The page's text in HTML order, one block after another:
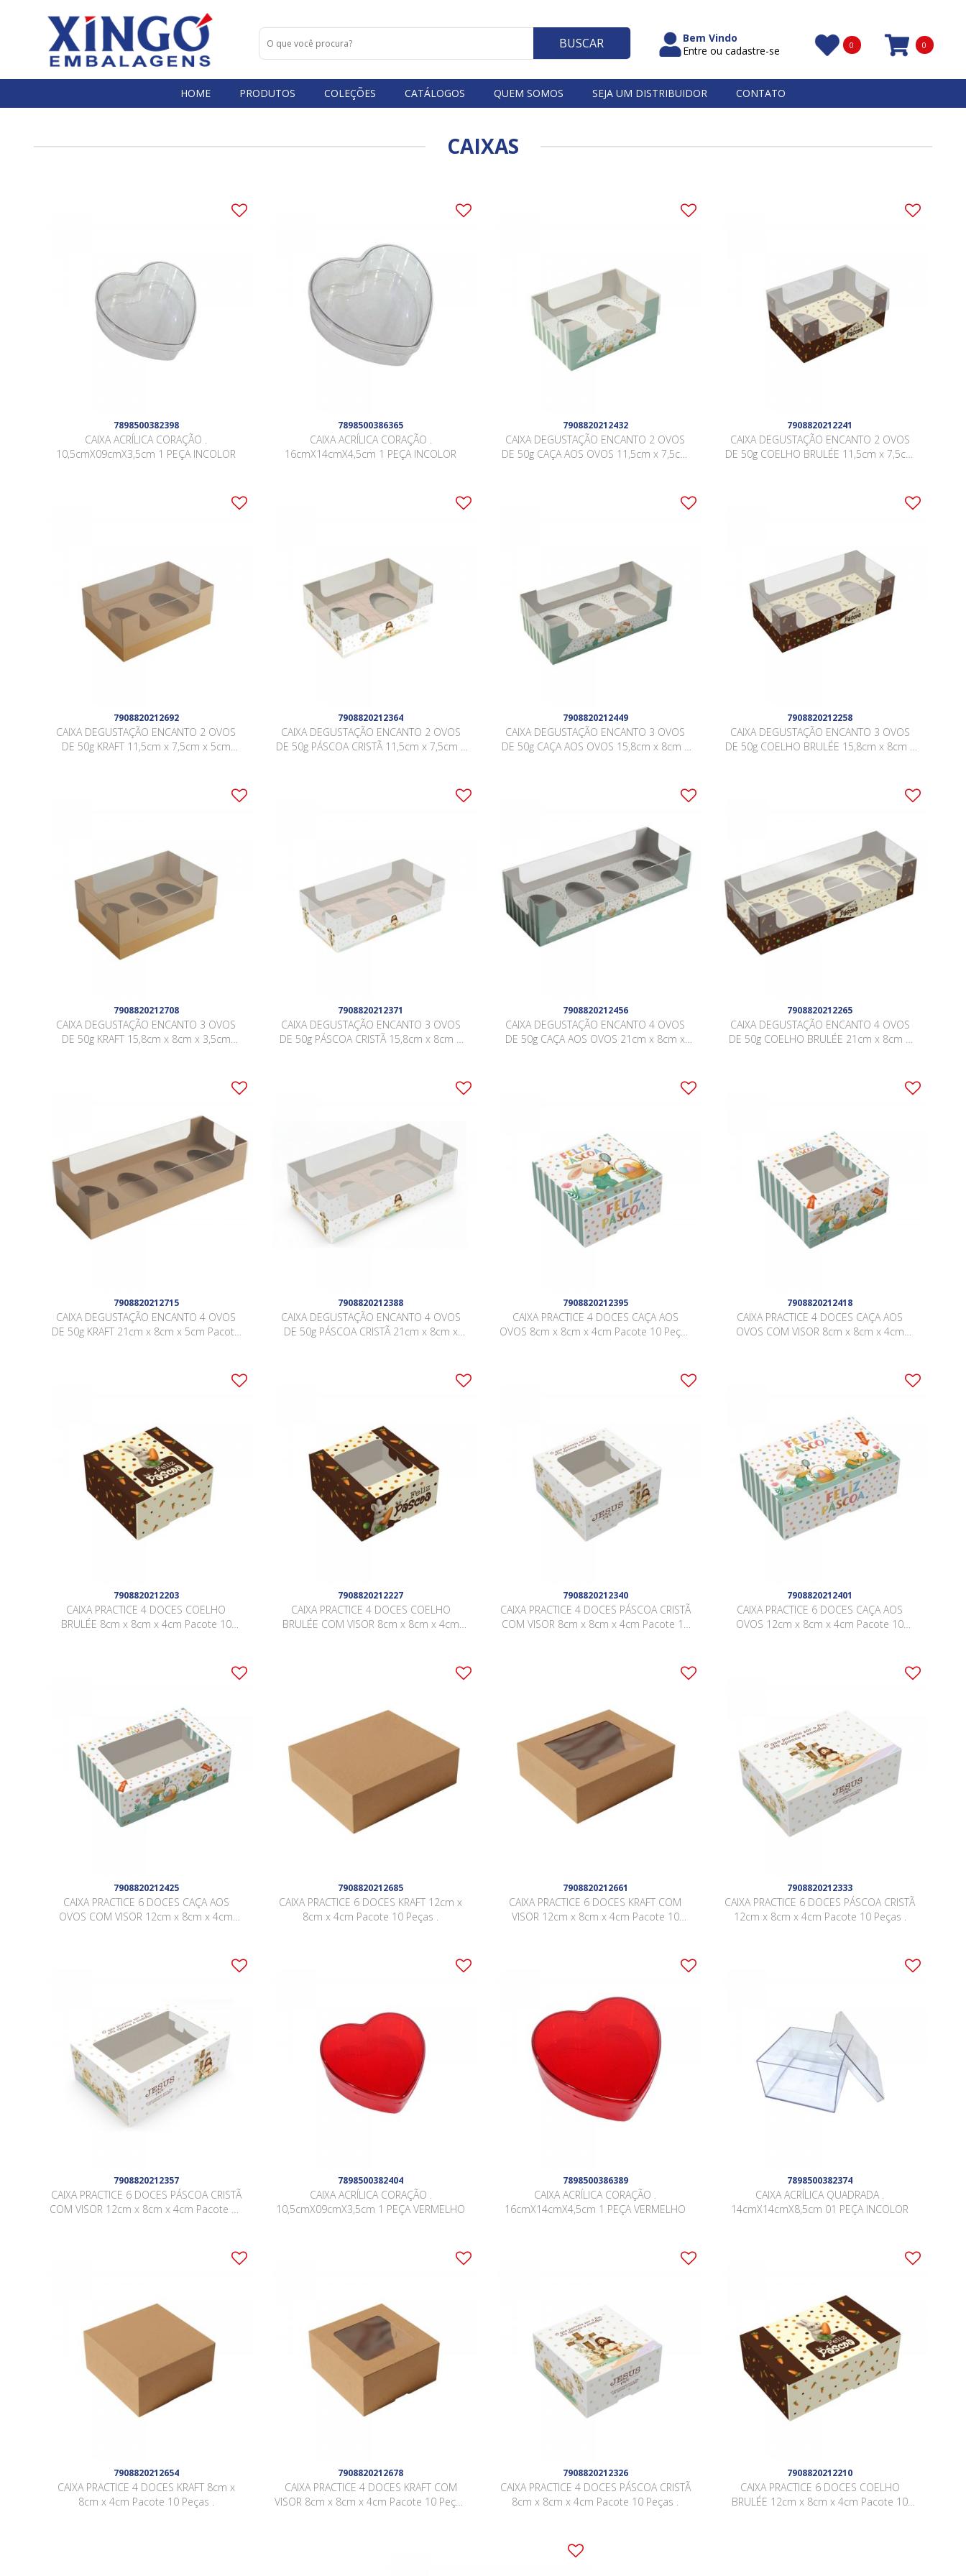
BUSCAR
0
0
Bem Vindo
Entre ou cadastre-se
HOME PRODUTOS COLEÇÕES CATÁLOGOS QUEM SOMOS SEJA UM DISTRIBUIDOR CONTATO
CAIXAS
7898500382398
CAIXA ACRÍLICA CORAÇÃO .
10,5cmX09cmX3,5cm 1 PEÇA INCOLOR
7898500386365
CAIXA ACRÍLICA CORAÇÃO .
16cmX14cmX4,5cm 1 PEÇA INCOLOR
7908820212432
CAIXA DEGUSTAÇÃO ENCANTO 2 OVOS
DE 50g CAÇA AOS OVOS 11,5cm x 7,5cm
7908820212241
CAIXA DEGUSTAÇÃO ENCANTO 2 OVOS
DE 50g COELHO BRULÉE 11,5cm x 7,5cm
7908820212692
CAIXA DEGUSTAÇÃO ENCANTO 2 OVOS
DE 50g KRAFT 11,5cm x 7,5cm x 5cm
7908820212364
CAIXA DEGUSTAÇÃO ENCANTO 2 OVOS
DE 50g PÁSCOA CRISTÃ 11,5cm x 7,5cm x
7908820212449
CAIXA DEGUSTAÇÃO ENCANTO 3 OVOS
DE 50g CAÇA AOS OVOS 15,8cm x 8cm x
7908820212258
CAIXA DEGUSTAÇÃO ENCANTO 3 OVOS
DE 50g COELHO BRULÉE 15,8cm x 8cm x
7908820212708
CAIXA DEGUSTAÇÃO ENCANTO 3 OVOS
DE 50g KRAFT 15,8cm x 8cm x 3,5cm
7908820212371
CAIXA DEGUSTAÇÃO ENCANTO 3 OVOS
DE 50g PÁSCOA CRISTÃ 15,8cm x 8cm x
7908820212456
CAIXA DEGUSTAÇÃO ENCANTO 4 OVOS
DE 50g CAÇA AOS OVOS 21cm x 8cm x
7908820212265
CAIXA DEGUSTAÇÃO ENCANTO 4 OVOS
DE 50g COELHO BRULÉE 21cm x 8cm x
7908820212715
CAIXA DEGUSTAÇÃO ENCANTO 4 OVOS
DE 50g KRAFT 21cm x 8cm x 5cm Pacote
7908820212388
CAIXA DEGUSTAÇÃO ENCANTO 4 OVOS
DE 50g PÁSCOA CRISTÃ 21cm x 8cm x
7908820212395
CAIXA PRACTICE 4 DOCES CAÇA AOS
OVOS 8cm x 8cm x 4cm Pacote 10 Peças
7908820212418
CAIXA PRACTICE 4 DOCES CAÇA AOS
OVOS COM VISOR 8cm x 8cm x 4cm
7908820212203
CAIXA PRACTICE 4 DOCES COELHO
BRULÉE 8cm x 8cm x 4cm Pacote 10
7908820212227
CAIXA PRACTICE 4 DOCES COELHO
BRULÉE COM VISOR 8cm x 8cm x 4cm
7908820212340
CAIXA PRACTICE 4 DOCES PÁSCOA CRISTÃ
COM VISOR 8cm x 8cm x 4cm Pacote 10
7908820212401
CAIXA PRACTICE 6 DOCES CAÇA AOS
OVOS 12cm x 8cm x 4cm Pacote 10
7908820212425
CAIXA PRACTICE 6 DOCES CAÇA AOS
OVOS COM VISOR 12cm x 8cm x 4cm
7908820212685
CAIXA PRACTICE 6 DOCES KRAFT 12cm x
8cm x 4cm Pacote 10 Peças .
7908820212661
CAIXA PRACTICE 6 DOCES KRAFT COM
VISOR 12cm x 8cm x 4cm Pacote 10
7908820212333
CAIXA PRACTICE 6 DOCES PÁSCOA CRISTÃ
12cm x 8cm x 4cm Pacote 10 Peças .
7908820212357
CAIXA PRACTICE 6 DOCES PÁSCOA CRISTÃ
COM VISOR 12cm x 8cm x 4cm Pacote 10
7898500382404
CAIXA ACRÍLICA CORAÇÃO .
10,5cmX09cmX3,5cm 1 PEÇA VERMELHO
7898500386389
CAIXA ACRÍLICA CORAÇÃO .
16cmX14cmX4,5cm 1 PEÇA VERMELHO
7898500382374
CAIXA ACRÍLICA QUADRADA .
14cmX14cmX8,5cm 01 PEÇA INCOLOR
7908820212654
CAIXA PRACTICE 4 DOCES KRAFT 8cm x
8cm x 4cm Pacote 10 Peças .
7908820212678
CAIXA PRACTICE 4 DOCES KRAFT COM
VISOR 8cm x 8cm x 4cm Pacote 10 Peças
7908820212326
CAIXA PRACTICE 4 DOCES PÁSCOA CRISTÃ
8cm x 8cm x 4cm Pacote 10 Peças .
7908820212210
CAIXA PRACTICE 6 DOCES COELHO
BRULÉE 12cm x 8cm x 4cm Pacote 10